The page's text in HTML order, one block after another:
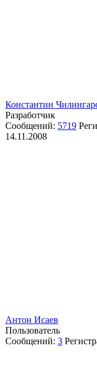
Константин
Разработчик
Сообщений: 5719
14.11.2008
Антон Исаев
Пользователь
Сообщений: 3